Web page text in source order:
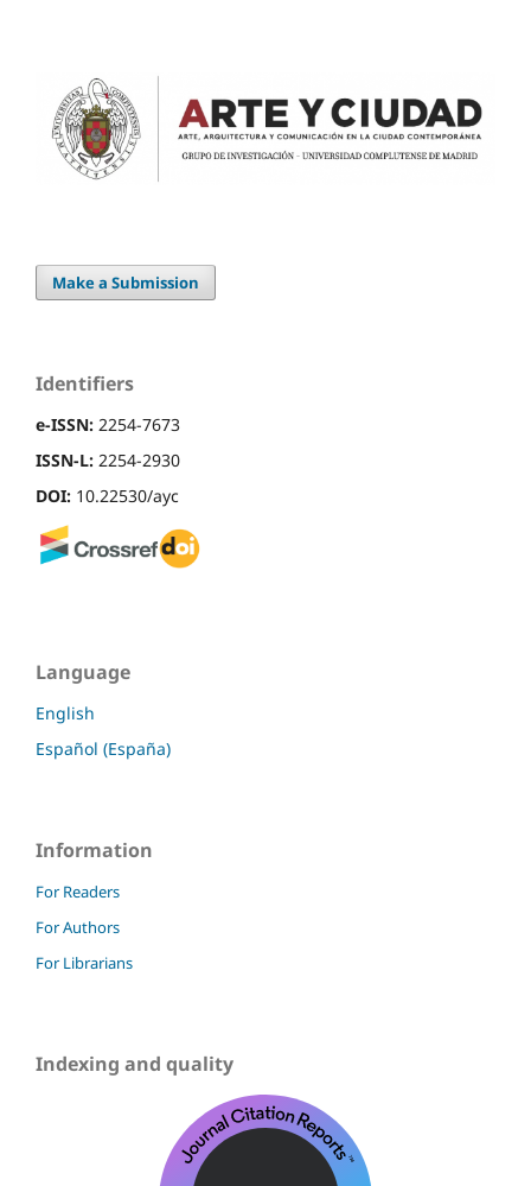
Make a Submission
Identifiers
e-ISSN: 2254-7673
ISSN-L: 2254-2930
DOI: 10.22530/ayc
Language
English
Español (España)
Information
For Readers
For Authors
For Librarians
Indexing and quality